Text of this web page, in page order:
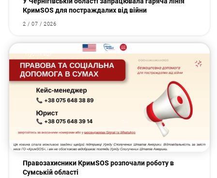
КримSOS для постраждалих від війни
2 / 07 / 2026
Публікації
Правозахисники КримSOS розпочали роботу в
Сумській області